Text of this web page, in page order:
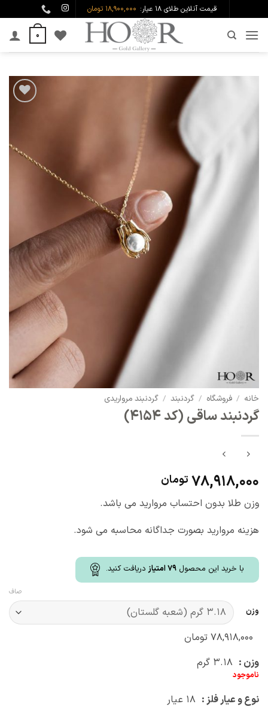
to
content
قیمت آنلاین طلای ۱۸ عیار: 18,900,000 تومان
0
مندی
ها
خانه / فروشگاه / گردنبند / گردنبند مرواریدی
گردنبند ساقی (کد 4154)
78,918,000 تومان
وزن طلا بدون احتساب مروارید می باشد.
هزینه مروارید بصورت جداگانه محاسبه می شود.
با خرید این محصول 79امتیازدریافت کنید.
وزن
صاف
۷۸,۹۱۸,۰۰۰ تومان
وزن : ۳.۱۸ گرم
ناموجود
نوع و عیار فلز : ۱۸ عیار